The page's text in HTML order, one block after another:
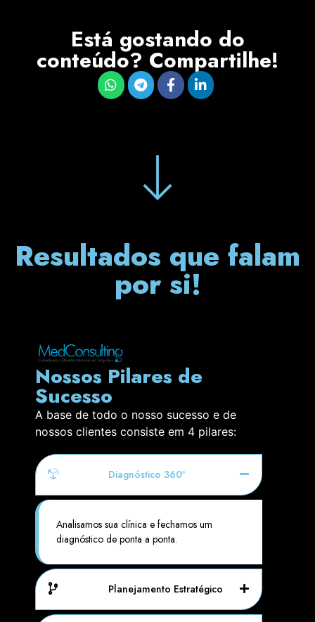
Está gostando do
conteúdo? Compartilhe!
Resultados que falam
por si!
Nossos Pilares de
Sucesso
A base de todo o nosso sucesso e de
nossos clientes consiste em 4 pilares:
Diagnóstico 360º
Analisamos sua clínica e fechamos um
diagnóstico de ponta a ponta.
Planejamento Estratégico